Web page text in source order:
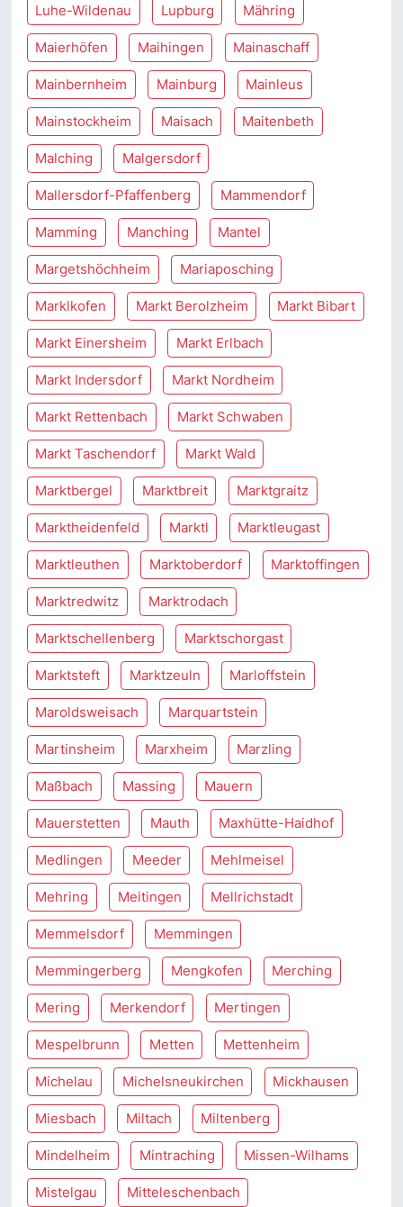
Luhe-Wildenau Lupburg Mähring
Maierhöfen Maihingen Mainaschaff
Mainbernheim Mainburg Mainleus
Mainstockheim Maisach Maitenbeth
Malching Malgersdorf
Mallersdorf-Pfaffenberg Mammendorf
Mamming Manching Mantel
Margetshöchheim Mariaposching
Marklkofen Markt Berolzheim Markt Bibart
Markt Einersheim Markt Erlbach
Markt Indersdorf Markt Nordheim
Markt Rettenbach Markt Schwaben
Markt Taschendorf Markt Wald
Marktbergel Marktbreit Marktgraitz
Marktheidenfeld Marktl Marktleugast
Marktleuthen Marktoberdorf Marktoffingen
Marktredwitz Marktrodach
Marktschellenberg Marktschorgast
Marktsteft Marktzeuln Marloffstein
Maroldsweisach Marquartstein
Martinsheim Marxheim Marzling
Maßbach Massing Mauern
Mauerstetten Mauth Maxhütte-Haidhof
Medlingen Meeder Mehlmeisel
Mehring Meitingen Mellrichstadt
Memmelsdorf Memmingen
Memmingerberg Mengkofen Merching
Mering Merkendorf Mertingen
Mespelbrunn Metten Mettenheim
Michelau Michelsneukirchen Mickhausen
Miesbach Miltach Miltenberg
Mindelheim Mintraching Missen-Wilhams
Mistelgau Mitteleschenbach